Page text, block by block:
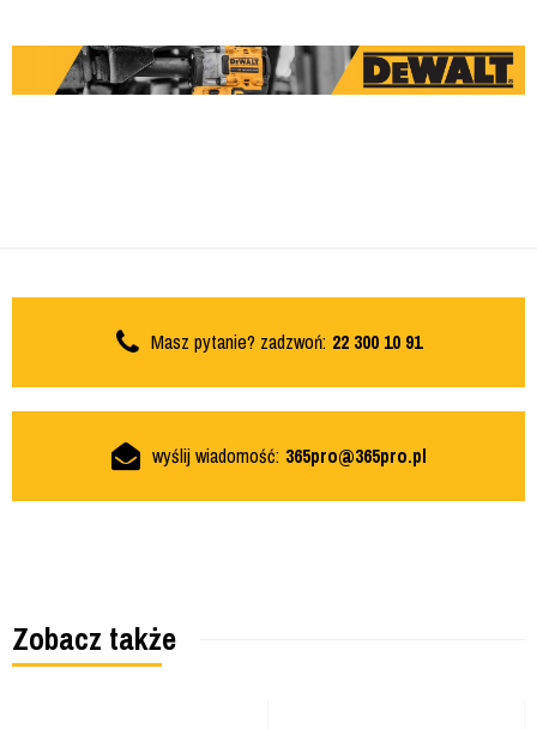
Masz pytanie? zadzwoń: 22 300 10 91
wyślij wiadomość: 365pro@365pro.pl
Zobacz także